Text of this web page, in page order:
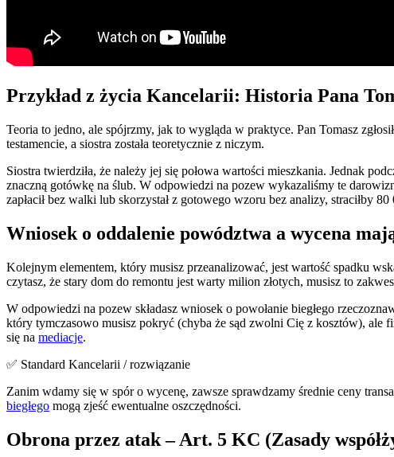
Przykład z życia Kancelarii: Historia Pana
Teoria to jedno, ale spójrzmy, jak to wygląda w praktyce. Pan Tomasz
testamencie, a siostra została teoretycznie z niczym.
Siostra twierdziła, że należy jej się połowa wartości mieszkania. Jednak
znaczną gotówkę na ślub. W odpowiedzi na pozew wykazaliśmy te
zapłacił bez walki lub skorzystał z gotowego wzoru bez analizy, straciłby 80
Wniosek o oddalenie powództwa a wycena
Kolejnym elementem, który musisz przeanalizować, jest wartość spadku
czytasz, że stary dom do remontu jest warty milion złotych, musisz to
W odpowiedzi na pozew składasz wniosek o powołanie biegłego
który tymczasowo musisz pokryć (chyba że sąd zwolni Cię z kosztów), ale
się na mediacje.
✅ Standard Kancelarii / rozwiązanie
Zanim wdamy się w spór o wycenę, zawsze sprawdzamy średnie ceny
biegłego mogą zjeść ewentualne oszczędności.
Obrona przez atak – Art. 5 KC (Zasady